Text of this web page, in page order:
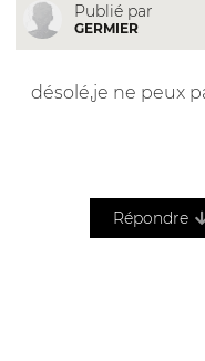
Publié par
GERMIER
désolé,je ne peux
Répondre